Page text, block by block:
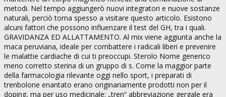
metodi. Nel tempo aggiungerò nuovi integratori e nuove sostanze
naturali, perciò torna spesso a visitare questo articolo. Esistono
alcuni fattori che possono influenzare il test del GH, tra i quali.
GRAVIDANZA ED ALLATTAMENTO. Al mix viene aggiunta anche la
maca peruviana, ideale per combattere i radicali liberi e prevenire
le malattie cardiache di cui ti preoccupi. Sterolo Nome generico
meno corretto sterina di un gruppo di s. Come la maggior parte
della farmacologia rilevante oggi nello sport, i preparati di
trenbolone enantato erano originariamente prodotti non per il
doping, ma per uso medicinale: „tren“ abbreviazione gergale era